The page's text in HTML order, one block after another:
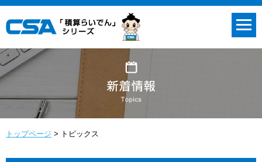
トップページ トピックス